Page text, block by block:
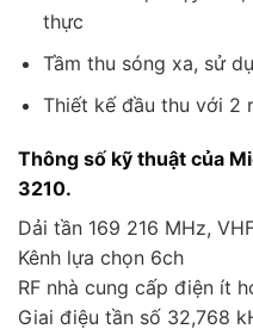
thực
Tầm thu sóng xa, sử
Thiết kế đầu thu với 2
Thông số kỹ thuật của
3210.
Dải tần 169 216 MHz,
Kênh lựa chọn 6ch
RF nhà cung cấp điện ít
Giai điệu tần số 32,768